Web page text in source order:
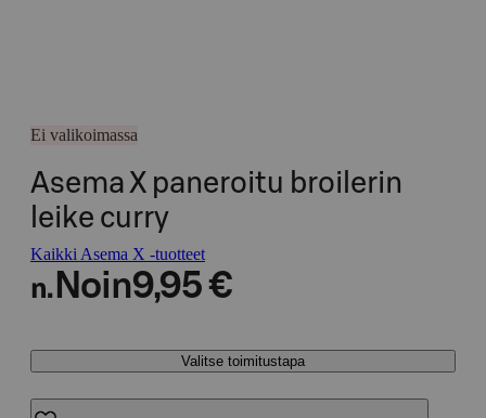
Ei valikoimassa
Asema X paneroitu broilerin
leike curry
Kaikki Asema X -tuotteet
n. Noin9,95 €
Valitse toimitustapa